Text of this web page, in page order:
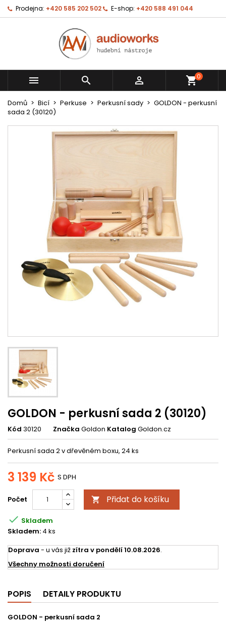
Prodejna: +420 585 202 502 E-shop: +420 588 491 044
   shopping_cart0
Domů Bicí Perkuse Perkusní sady
GOLDON - perkusní
sada 2 (30120)
GOLDON - perkusní sada 2 (30120)
Kód 30120 Značka Goldon Katalog Goldon.cz
Perkusní sada 2 v dřevěném boxu, 24 ks
3 139 Kč S DPH
Počet  Přidat do košíku
 Skladem
Skladem: 4 ks
Doprava - u vás již zítra v pondělí 10.08.2026.
Všechny možnosti doručení
POPIS DETAILY PRODUKTU
GOLDON - perkusní sada 2